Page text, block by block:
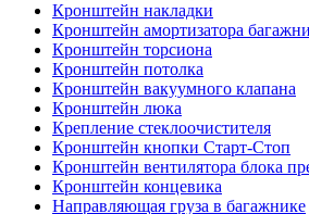
Кронштейн накладки
Кронштейн амортизатора
Кронштейн торсиона
Кронштейн потолка
Кронштейн вакуумного клапана
Кронштейн люка
Крепление стеклоочистителя
Кронштейн кнопки Старт-Стоп
Кронштейн вентилятора блока
Кронштейн концевика
Направляющая груза в багажнике